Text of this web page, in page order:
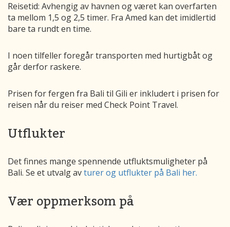
Reisetid: Avhengig av havnen og været kan overfarten
ta mellom 1,5 og 2,5 timer. Fra Amed kan det imidlertid
bare ta rundt en time.
I noen tilfeller foregår transporten med hurtigbåt og
går derfor raskere.
Prisen for fergen fra Bali til Gili er inkludert i prisen for
reisen når du reiser med Check Point Travel.
Utflukter
Det finnes mange spennende utfluktsmuligheter på
Bali. Se et utvalg avturer og utflukter på Bali her.
Vær oppmerksom på